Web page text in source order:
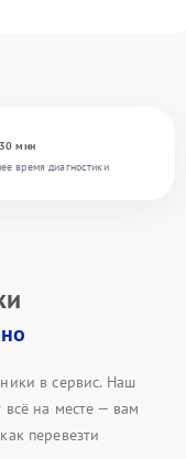
30 мин
время диагностики
в сервис. Наш
на месте — вам
перевезти